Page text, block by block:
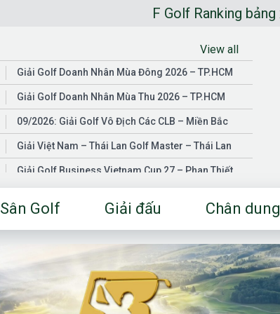
F Golf Ranking bảng xếp hạng
View all
Giải Golf Doanh Nhân Mùa Đông 2026 – TP.HCM
Giải Golf Doanh Nhân Mùa Thu 2026 – TP.HCM
09/2026: Giải Golf Vô Địch Các CLB – Miền Bắc
Giải Việt Nam – Thái Lan Golf Master – Thái Lan
Giải Golf Business Vietnam Cup 27 – Phan Thiết
Fgolf Open Championship – Tây Ninh
Golf Business Vietnam Cup 25
Sân Golf Giải đấu Chân